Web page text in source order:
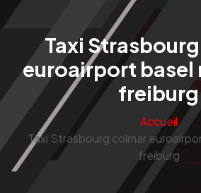
Taxi
euroairport basel
freiburg
Accueil
Taxi Strasbourg colmar
freiburg